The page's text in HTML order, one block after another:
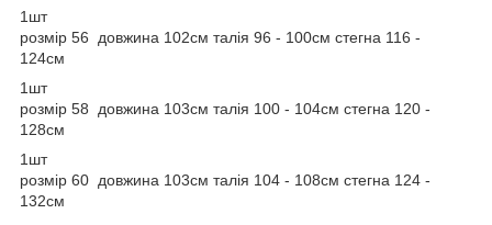
1шт
розмір 56 довжина 102см талія 96 - 100см стегна 116 -
124см
1шт
розмір 58 довжина 103см талія 100 - 104см стегна 120 -
128см
1шт
розмір 60 довжина 103см талія 104 - 108см стегна 124 -
132см